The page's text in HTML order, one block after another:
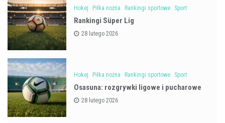
Hokej Piłka nożna Rankingi sportowe Sport
Rankingi Süper Lig
28 lutego 2026
Hokej Piłka nożna Rankingi sportowe Sport
Osasuna: rozgrywki ligowe i pucharowe
28 lutego 2026